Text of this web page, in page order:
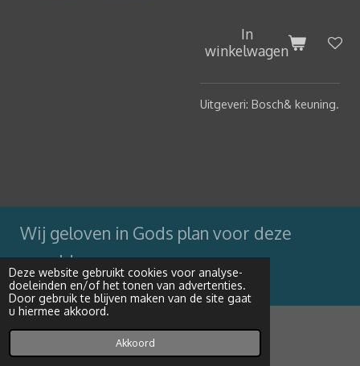
Deze website gebruikt cookies voor analyse-
doeleinden en/of het tonen van advertenties.
Door gebruik te blijven maken van de site gaat
u hiermee akkoord.
Akkoord
In
winkelwagen
Uitgeveri: Bosch& keuning.
Wij geloven in Gods plan voor deze
wereld
Powered byJouwWeb